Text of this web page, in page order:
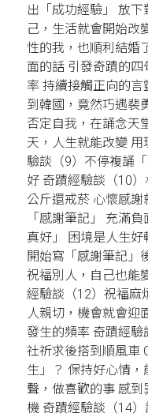
出「成功經驗」 放
己，生活就會開始改
性的我，也順利結婚
面的話 引發奇蹟的
率 持續接觸正向的
到韓國，竟然巧遇裴
否定自我，在誦念天
天，人生就能改變
驗談（9）不停複誦
好 奇蹟經驗談（10
公斤還戒菸 心懷感
「感謝筆記」 充滿
真好」 困境是人生
開始寫「感謝筆記」
祝福別人，自己也能
經驗談（12）祝福麻
人親切，機會就會迎
發生的頻率 奇蹟經
社祈求後搭到順風車
生」？ 保持好心情
聲，做喜歡的事 感
機 奇蹟經驗談（14